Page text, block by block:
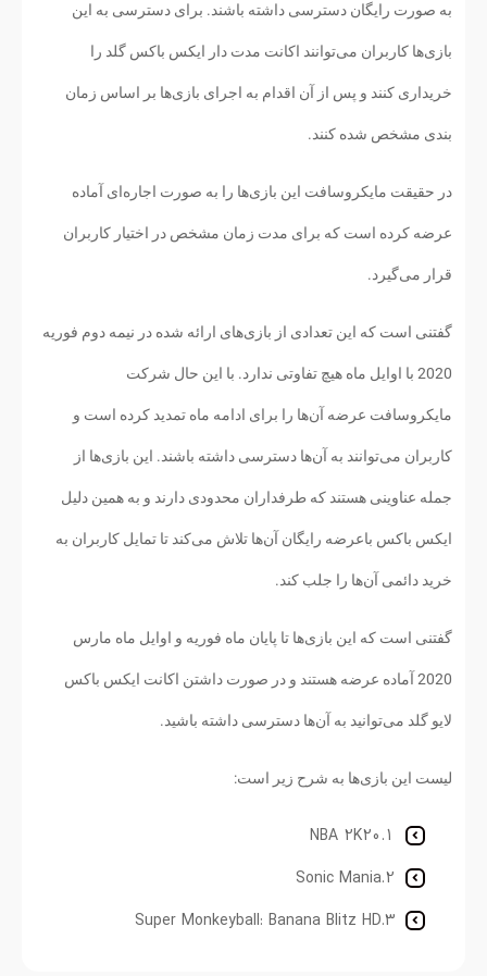
به صورت رایگان دسترسی داشته باشند. برای دسترسی به این
بازی‌ها کاربران می‌توانند اکانت مدت دار ایکس باکس گلد را
خریداری کنند و پس از آن اقدام به اجرای بازی‌ها بر اساس زمان
بندی مشخص شده کنند.
در حقیقت مایکروسافت این بازی‌ها را به صورت اجاره‌ای آماده
عرضه کرده است که برای مدت زمان مشخص در اختیار کاربران
قرار می‌گیرد.
گفتنی است که این تعدادی از بازی‌های ارائه شده در نیمه دوم فوریه
2020 با اوایل ماه هیچ تفاوتی ندارد. با این حال شرکت
مایکروسافت عرضه آن‌ها را برای ادامه ماه تمدید کرده است و
کاربران می‌توانند به آن‌ها دسترسی داشته باشند. این بازی‌ها از
جمله عناوینی هستند که طرفداران محدودی دارند و به همین دلیل
ایکس باکس باعرضه رایگان آن‌ها تلاش می‌کند تا تمایل کاربران به
خرید دائمی آن‌ها را جلب کند.
گفتنی است که این بازی‌ها تا پایان ماه فوریه و اوایل ماه مارس
2020 آماده عرضه هستند و در صورت داشتن اکانت ایکس باکس
لایو گلد می‌توانید به آن‌ها دسترسی داشته باشید.
لیست این بازی‌ها به شرح زیر است:
1.NBA 2K20
2.Sonic Mania
3.Super Monkeyball: Banana Blitz HD